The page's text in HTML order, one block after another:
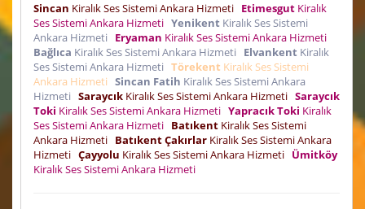
Sincan Kiralık Ses Sistemi Ankara Hizmeti Etimesgut Kiralık
Ses Sistemi Ankara Hizmeti Yenikent Kiralık Ses Sistemi
Ankara Hizmeti
Eryaman Kiralık Ses Sistemi Ankara Hizmeti
Bağlıca Kiralık Ses Sistemi Ankara Hizmeti Elvankent Kiralık
Ses Sistemi Ankara Hizmeti Törekent Kiralık Ses Sistemi
Ankara Hizmeti Sincan Fatih Kiralık Ses Sistemi Ankara
Hizmeti Saraycık Kiralık Ses Sistemi Ankara Hizmeti Saraycık
Toki Kiralık Ses Sistemi Ankara Hizmeti Yapracık Toki Kiralık
Ses Sistemi Ankara Hizmeti Batıkent Kiralık Ses Sistemi
Ankara Hizmeti Batıkent Çakırlar Kiralık Ses Sistemi Ankara
Hizmeti Çayyolu Kiralık Ses Sistemi Ankara Hizmeti Ümitköy
Kiralık Ses Sistemi Ankara Hizmeti